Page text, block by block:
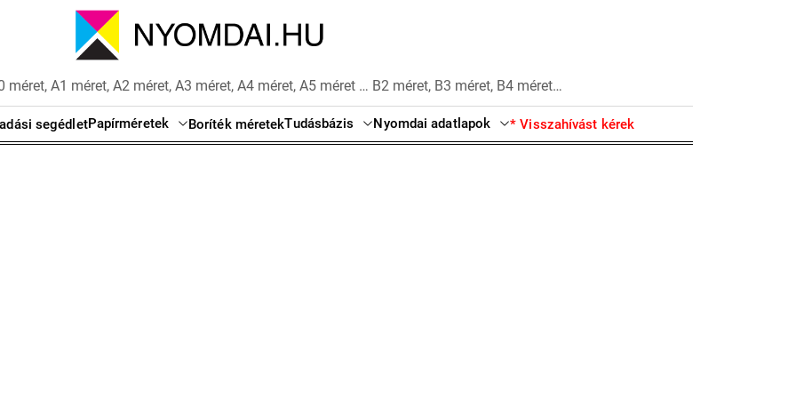
méret, A1 méret, A2 méret, A3 méret, A4 méret, A5 méret … B2 méret, B3 méret, B4 méret…
segédletPapírméretek Boríték méretekTudásbázis Nyomdai adatlapok * Visszahívást kérek